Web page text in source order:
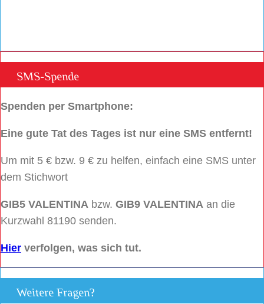
SMS-Spende
Spenden per Smartphone:
Eine gute Tat des Tages ist nur eine SMS entfernt!
Um mit 5 € bzw. 9 € zu helfen, einfach eine SMS unter
dem Stichwort
GIB5 VALENTINA bzw. GIB9 VALENTINA an die
Kurzwahl 81190 senden.
Hier verfolgen, was sich tut.
Weitere Fragen?